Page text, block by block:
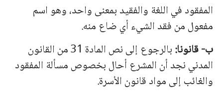
المفقود في اللغة والفقيد بمعنى واحد، وهو اسم
مفعول من فقد الشيء أي ضاع منه.
ب‌- قانونا:
بالرجوع إلى نص المادة 31 من القانون
المدني نجد أن المشرع أحال بخصوص مسألة المفقود
والغائب إلى مواد قانون الأسرة.